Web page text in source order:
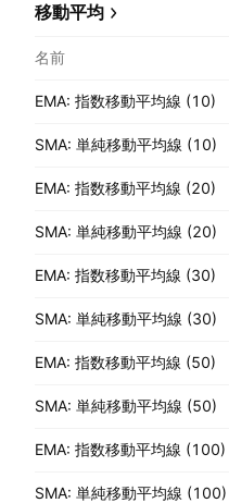
移動平均
名前
EMA: 指数移動平均線 (10)
SMA: 単純移動平均線 (10)
EMA: 指数移動平均線 (20)
SMA: 単純移動平均線 (20)
EMA: 指数移動平均線 (30)
SMA: 単純移動平均線 (30)
EMA: 指数移動平均線 (50)
SMA: 単純移動平均線 (50)
EMA: 指数移動平均線 (100)
SMA: 単純移動平均線 (100)